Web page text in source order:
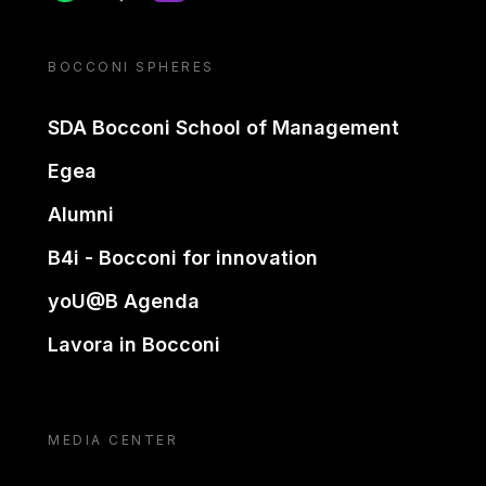
BOCCONI SPHERES
SDA Bocconi School of Management
Egea
Alumni
B4i - Bocconi for innovation
yoU@B Agenda
Lavora in Bocconi
MEDIA CENTER